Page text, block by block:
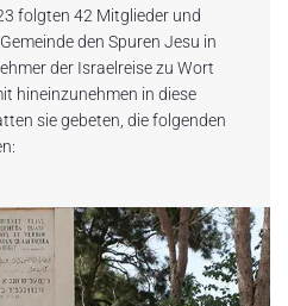
folgten 42 Mitglieder und
den Spuren Jesu in
der Israelreise zu Wort
hineinzunehmen in diese
sie gebeten, die folgenden